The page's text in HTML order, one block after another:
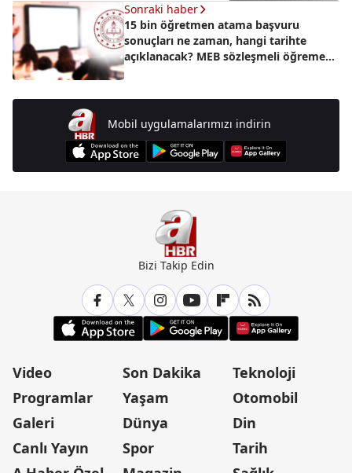
Sonraki haber
15 bin öğretmen atama başvuru
sonuçları ne zaman, hangi tarihte
açıklanacak? MEB sözleşmeli öğremen
Mobil uygulamalarımızı indirin
Bizi Takip Edin
Video
Programlar
Galeri
Canlı Yayın
Son Dakika
Yaşam
Dünya
Spor
Teknoloji
Otomobil
Din
Tarih